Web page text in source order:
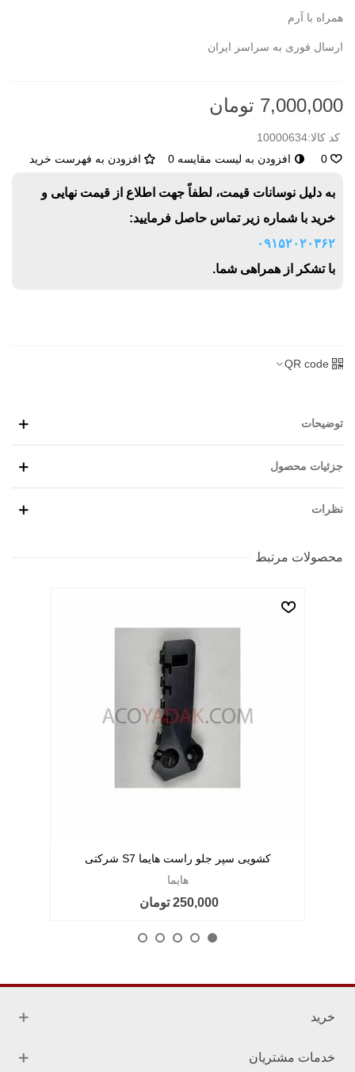
همراه با آرم
ارسال فوری به سراسر ایران
7,000,000 تومان
کد کالا:10000634
0
افزودن به لیست مقایسه 0 افزودن به فهرست خرید
به دلیل نوسانات قیمت، لطفاً جهت اطلاع از قیمت نهایی و
خرید با شماره زیر تماس حاصل فرمایید:
۰۹۱۵۲۰۲۰۳۶۲
با تشکر از همراهی شما.
QR code
توضیحات
جزئیات محصول
نظرات
محصولات مرتبط
کشویی سپر جلو راست هایما S7 شرکتی
هایما
250,000 تومان
خرید
خدمات مشتریان